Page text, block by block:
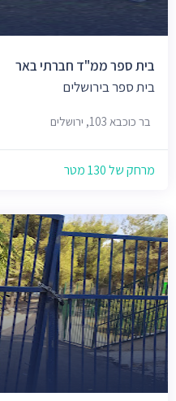
בית ספר ממ"ד חברתי באר
בית ספר בירושלים
בר כוכבא 103, ירושלים
מרחק של 130 מטר